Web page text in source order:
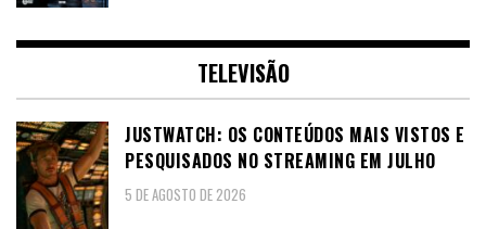
TELEVISÃO
JUSTWATCH: OS CONTEÚDOS MAIS VISTOS E
PESQUISADOS NO STREAMING EM JULHO
5 DE AGOSTO DE 2026